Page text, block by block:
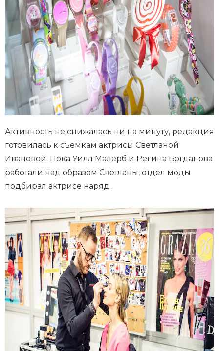
Активность не снижалась ни на минуту, редакция
готовилась к съемкам актрисы Светланой
Ивановой. Пока Уилл Малерб и Регина Богданова
работали над образом Светланы, отдел моды
подбирал актрисе наряд.